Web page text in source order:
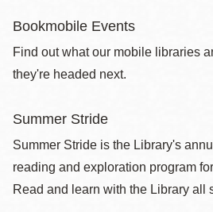
Bookmobile Events
Find out what our mobile libraries
they're headed next.
Summer Stride
Summer Stride is the Library's
reading and exploration program for
Read and learn with the Library all